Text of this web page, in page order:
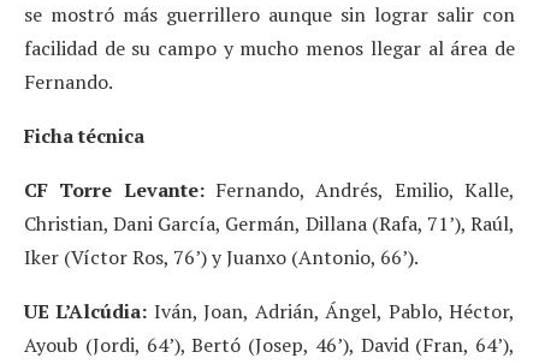
se mostró más guerrillero aunque sin lograr salir con
facilidad de su campo y mucho menos llegar al área de
Fernando.
Ficha técnica
CF Torre Levante:Fernando, Andrés, Emilio, Kalle,
Christian, Dani García, Germán, Dillana (Rafa, 71’), Raúl,
Iker (Víctor Ros, 76’) y Juanxo (Antonio, 66’).
UE L’Alcúdia: Iván, Joan, Adrián, Ángel, Pablo, Héctor,
Ayoub (Jordi, 64’), Bertó (Josep, 46’), David (Fran, 64’),